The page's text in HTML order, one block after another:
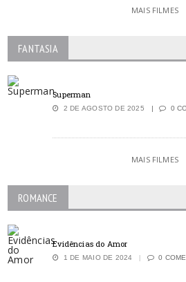
MAIS FILMES
FANTASIA
Superman
2 DE AGOSTO DE 2025 0
MAIS FILMES
ROMANCE
Evidências do Amor
1 DE MAIO DE 2024 0